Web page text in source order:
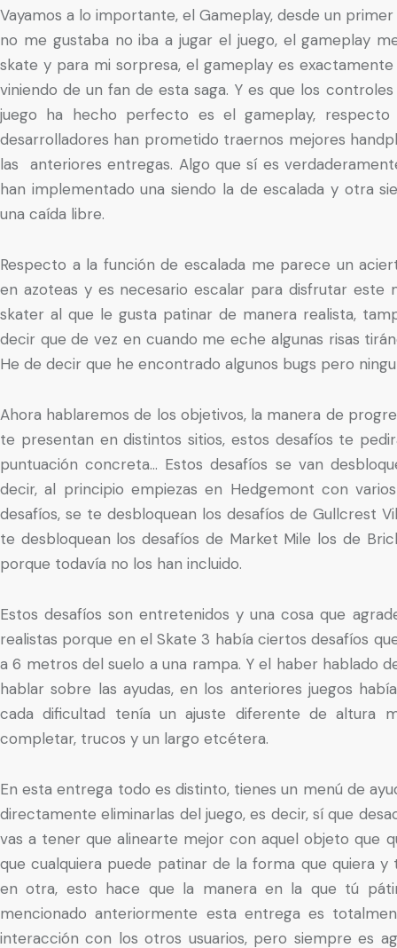
Vayamos a lo importante, el Gameplay, desde un
no me gustaba no iba a jugar el juego, el gameplay
skate y para mi sorpresa, el gameplay es
viniendo de un fan de esta saga. Y es que los
juego ha hecho perfecto es el gameplay,
desarrolladores han prometido traernos mejores
las anteriores entregas. Algo que sí es
han implementado una siendo la de escalada y otra
una caída libre.
Respecto a la función de escalada me parece un
en azoteas y es necesario escalar para disfrutar este
skater al que le gusta patinar de manera realista,
decir que de vez en cuando me eche algunas risas
He de decir que he encontrado algunos bugs pero
Ahora hablaremos de los objetivos, la manera de
te presentan en distintos sitios, estos desafíos te
puntuación concreta… Estos desafíos se van
decir, al principio empiezas en Hedgemont con
desafíos, se te desbloquean los desafíos de Gullcrest
te desbloquean los desafíos de Market Mile los de
porque todavía no los han incluido.
Estos desafíos son entretenidos y una cosa que
realistas porque en el Skate 3 había ciertos desafíos
a 6 metros del suelo a una rampa. Y el haber hablado
hablar sobre las ayudas, en los anteriores juegos
cada dificultad tenía un ajuste diferente de altura
completar, trucos y un largo etcétera.
En esta entrega todo es distinto, tienes un menú de
directamente eliminarlas del juego, es decir, sí que
vas a tener que alinearte mejor con aquel objeto que
que cualquiera puede patinar de la forma que quiera
en otra, esto hace que la manera en la que tú
mencionado anteriormente esta entrega es
interacción con los otros usuarios, pero siempre es